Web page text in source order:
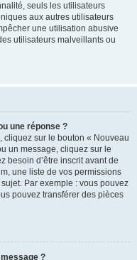
seuls les utilisateurs
aux autres utilisateurs
une utilisation abusive
utilisateurs malveillants ou
une réponse ?
cliquez sur le bouton « Nouveau
un message, cliquez sur le
besoin d’être inscrit avant de
une liste de vos permissions
Par exemple : vous pouvez
pouvez transférer des pièces
?